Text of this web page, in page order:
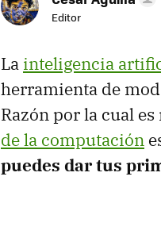
Editor
La inteligencia
herramienta de
Razón por la cual
de la computación
puedes dar tus